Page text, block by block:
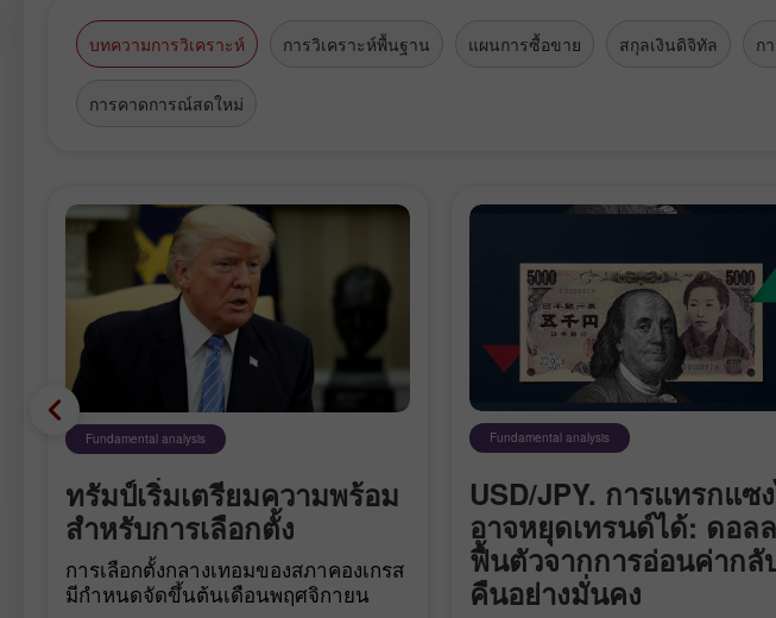
บทความการวิเคราะห์ การวิเคราะห์พื้นฐาน แผนการซื้อขาย สกุลเงินดิจิทัล ก
การคาดการณ์สดใหม่
Fundamental analysis
ทรัมป์เริ่มเตรียมความพร้อม
สำหรับการเลือกตั้ง
การเลือกตั้งกลางเทอมของสภาคองเกรส
มีกำหนดจัดขึ้นต้นเดือนพฤศจิกายน
Fundamental analysis
USD/JPY. การแทรกแซ
อาจหยุดเทรนด์ได้: ดอล
ฟื้นตัวจากการอ่อนค่ากลั
คืนอย่างมั่นคง